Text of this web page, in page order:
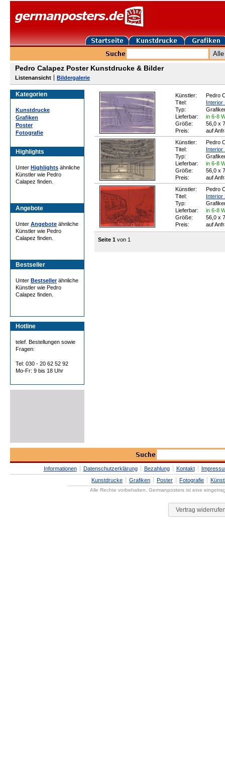
Pedro Calapez Poster Kunstdrucke & Bilder
Listenansicht Bildergalerie
Kategorien
Kunstdrucke
Grafiken
Poster
Fotografie
Highlights
Unter Highlights ähnliche
Künstler wie Pedro
Calapez finden.
Angebote
Unter Angebote ähnliche
Künstler wie Pedro
Calapez finden.
Bestseller
Unter Bestsellerähnliche
Künstler wie Pedro
Calapez finden.
Hotline
telef. Bestellungen sowie
Fragen:
Tel: 030 - 20 62 52 92
Mo-Fr: 9 bis 18 Uhr
Künstler:
Pedro
Titel:
Interior
Typ:
Lieferbar:
in 6-8
Größe:
56,0 x
Preis:
auf
Künstler:
Pedro
Titel:
Interior
Typ:
Lieferbar:
in 6-8
Größe:
56,0 x
Preis:
auf
Künstler:
Pedro
Titel:
Interior
Typ:
Lieferbar:
in 6-8
Größe:
56,0 x
Preis:
auf
Seite 1 von 1
Informationen Datenschutzerklärung Bezahlung Kontakt
Kunstdrucke
Grafiken Poster Fotografie
Alle Rechte vorbehalten. Germanposters ist eine
Vertrag